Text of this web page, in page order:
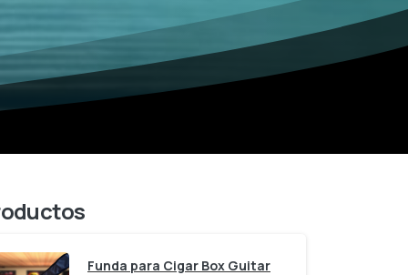
Funda para Cigar Box Guitar